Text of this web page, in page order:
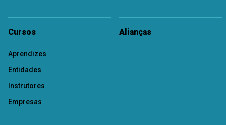
Cursos
Aprendizes
Entidades
Instrutores
Empresas
Alianças